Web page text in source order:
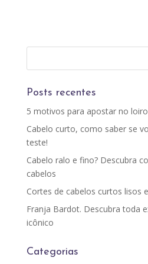
Posts recentes
5 motivos para apostar no
Cabelo curto, como saber se
teste!
Cabelo ralo e fino? Descubra
cabelos
Cortes de cabelos curtos lisos
Franja Bardot. Descubra toda
icônico
Categorias